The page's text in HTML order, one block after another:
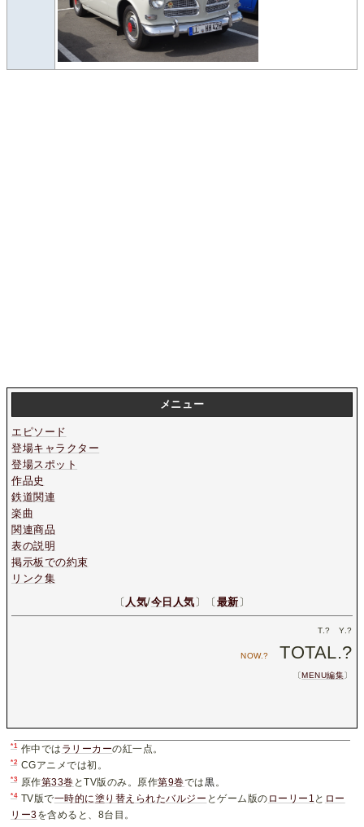
メニュー
エピソード
登場キャラクター
登場スポット
作品史
鉄道関連
楽曲
関連商品
表の説明
掲示板での約束
リンク集
〔 人気/今日人気 〕〔 最新 〕
T.? Y.?
NOW.? TOTAL.?
〔MENU編集〕
*1 作中では ラリーカーの紅一点。
*2 CGアニメでは初。
*3 原作第33巻 とTV版のみ。原作第9巻では黒 。
*4 TV版で一時的に塗り替えられたバルジー とゲーム版の ローリー1 と ロー
リー3を含めると、8台目。